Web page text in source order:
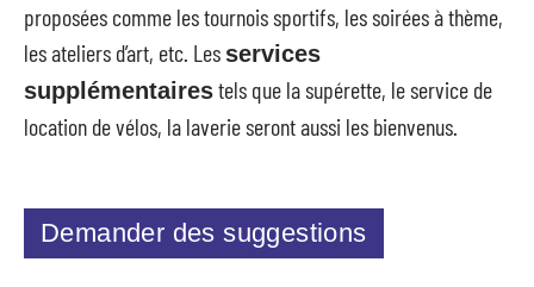
proposées comme les tournois sportifs, les soirées à thème,
les ateliers d’art, etc. Les services
supplémentairestels que la supérette, le service de
location de vélos, la laverie seront aussi les bienvenus.
Demander des suggestions